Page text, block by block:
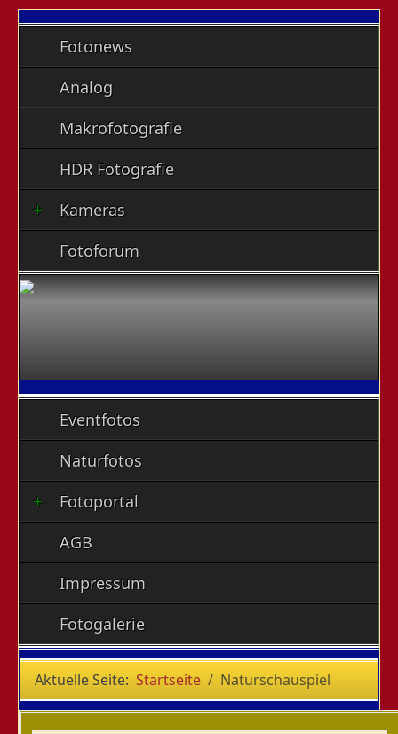
Fotonews
Analog
Makrofotografie
HDR Fotografie
Kameras
Fotoforum
Eventfotos
Naturfotos
Fotoportal
AGB
Impressum
Fotogalerie
Aktuelle Seite: Startseite Naturschauspiel